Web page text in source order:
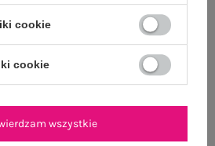
cookie
cookie
wszystkie